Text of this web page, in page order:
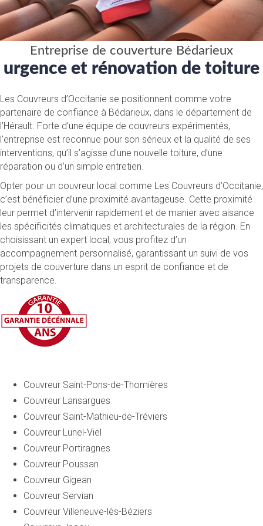
Entreprise de couverture Bédarieux
urgence et rénovation de toiture
Les Couvreurs d’Occitanie se positionnent comme votre
partenaire de confiance à Bédarieux, dans le département de
l’Hérault. Forte d’une équipe de couvreurs expérimentés,
l’entreprise est reconnue pour son sérieux et la qualité de ses
interventions, qu’il s’agisse d’une nouvelle toiture, d’une
réparation ou d’un simple entretien.
Opter pour un couvreur local comme Les Couvreurs d’Occitanie,
c’est bénéficier d’une proximité avantageuse. Cette proximité
leur permet d’intervenir rapidement et de manier avec aisance
les spécificités climatiques et architecturales de la région. En
choisissant un expert local, vous profitez d’un
accompagnement personnalisé, garantissant un suivi de vos
projets de couverture dans un esprit de confiance et de
transparence.
Couvreur Saint-Pons-de-Thomières
Couvreur Lansargues
Couvreur Saint-Mathieu-de-Tréviers
Couvreur Lunel-Viel
Couvreur Portiragnes
Couvreur Poussan
Couvreur Gigean
Couvreur Servian
Couvreur Villeneuve-lès-Béziers